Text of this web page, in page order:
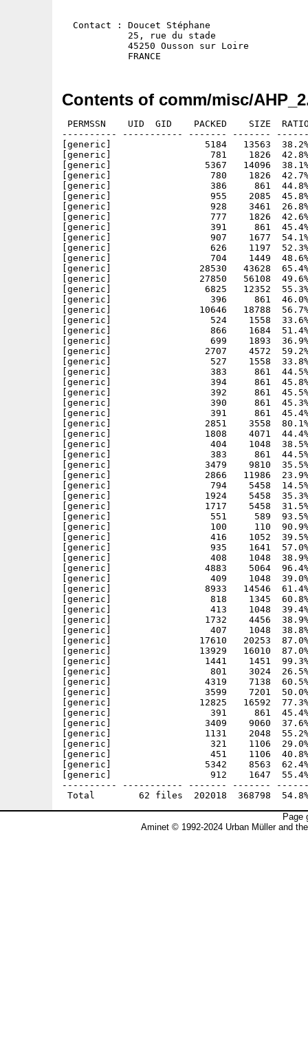
  Contact : Doucet Stéphane
            25, rue du stade
            45250 Ousson sur Loire
Contents of comm/misc/
PERMSSN    UID  GID    PACKED    SIZE
---------- ----------- ------- -------
[generic]                 5184   13563  38.2% -
[generic]                  781    1826  42.8% -
[generic]                 5367   14096  38.1% -
[generic]                  780    1826  42.7% -
[generic]                  386     861  44.8% -
[generic]                  955    2085  45.8% -
[generic]                  928    3461  26.8%
[generic]                  777    1826  42.6% -
[generic]                  391     861  45.4% -
[generic]                  907    1677  54.1% -
[generic]                  626    1197  52.3% -
[generic]                  704    1449  48.6% -
[generic]                28530   43628
[generic]                27850   56108
[generic]                 6825   12352  55.3%
[generic]                  396     861  46.0% -
[generic]                10646   18788  56.7%
[generic]                  524    1558  33.6% -
[generic]                  866    1684  51.4% -
[generic]                  699    1893  36.9%
[generic]                 2707    4572  59.2% -
[generic]                  527    1558  33.8% -
[generic]                  383     861  44.5% -
[generic]                  394     861  45.8% -
[generic]                  392     861  45.5% -
[generic]                  390     861  45.3% -
[generic]                  391     861  45.4% -
[generic]                 2851    3558  80.1% -
[generic]                 1808    4071  44.4% -
[generic]                  404    1048  38.5% -
[generic]                  383     861  44.5% -
[generic]                 3479    9810  35.5% -
[generic]                 2866   11986  23.9% -
[generic]                  794    5458  14.5% -
[generic]                 1924    5458  35.3% -
[generic]                 1717    5458  31.5% -
[generic]                  551     589  93.5% -
[generic]                  100     110  90.9% -
[generic]                  416    1052  39.5% -
[generic]                  935    1641  57.0% -
[generic]                  408    1048  38.9% -
[generic]                 4883    5064  96.4% -
[generic]                  409    1048  39.0% -
[generic]                 8933   14546  61.4% -
[generic]                  818    1345  60.8% -
[generic]                  413    1048  39.4% -
[generic]                 1732    4456  38.9% -
[generic]                  407    1048  38.8% -
[generic]                17610   20253  87.0%
[generic]                13929   16010  87.0% -
[generic]                 1441    1451  99.3% -
[generic]                  801    3024  26.5% -
[generic]                 4319    7138  60.5% -
[generic]                 3599    7201  50.0% -
[generic]                12825   16592  77.3% -
[generic]                  391     861  45.4% -
[generic]                 3409    9060  37.6% -
[generic]                 1131    2048  55.2% -
[generic]                  321    1106  29.0% -
[generic]                  451    1106  40.8% -
[generic]                 5342    8563  62.4% -
[generic]                  912    1647  55.4% -
---------- ----------- ------- -------
Page
Aminet © 1992-2024 Urban Müller and